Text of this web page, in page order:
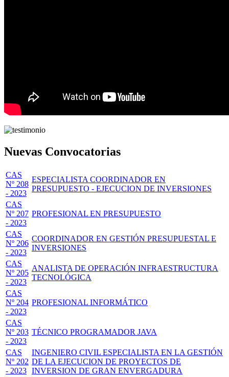
Nuevas Convocatorias
CAS
Nº 208
- 2023
ESPECIALISTA COORDINADOR EN
PRESUPUESTO - EJECUCION DE INVERSIONES
CAS
Nº 207
- 2023
PROFESIONAL EN PRESUPUESTO
CAS
Nº 206
- 2023
COORDINADOR EN GESTIÓN PRESUPUESTAL E
INVERSIONES
CAS
Nº 205
- 2023
ANALISTA DE OPERACIÓN INFRAESTRUCTURA
TECNOLÓGICA
CAS
Nº 204
- 2023
PROFESIONAL INFORMÁTICO
CAS
Nº 203
- 2023
TÉCNICO PROGRAMADOR JAVA
CAS
Nº 202
- 2023
INGENIERO CIVIL ESPECIALISTA EN LA GESTIÓN
DE LA EJECUCION DE PROYECTOS DE
INVERSION DE GRAN ENVERGADURA